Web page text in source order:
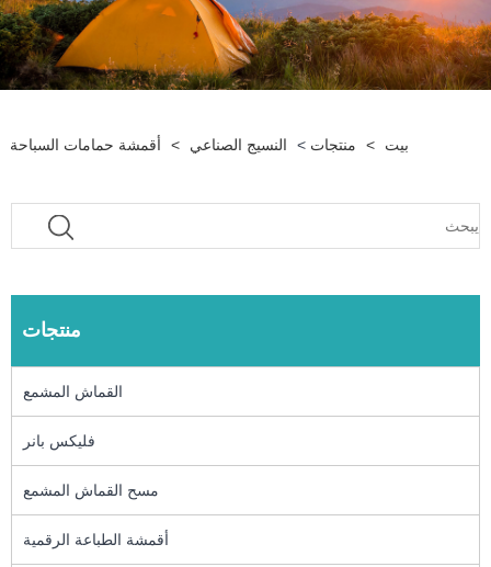
بيت > منتجات > النسيج الصناعي > أقمشة حمامات السباحة
منتجات
القماش المشمع
فليكس بانر
مسح القماش المشمع
أقمشة الطباعة الرقمية